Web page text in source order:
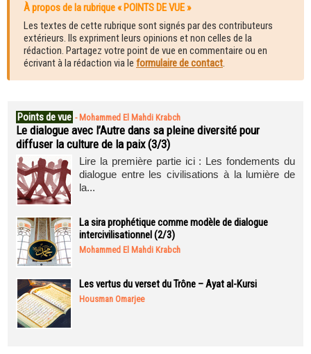
À propos de la rubrique « POINTS DE VUE »
Les textes de cette rubrique sont signés par des contributeurs
extérieurs. Ils expriment leurs opinions et non celles de la
rédaction. Partagez votre point de vue en commentaire ou en
écrivant à la rédaction via le formulaire de contact
Points de vue - Mohammed El Mahdi Krabch
Le dialogue avec l’Autre dans sa pleine diversité pour
diffuser la culture de la paix (3/3)
Lire la première partie ici : Les fondements du
dialogue entre les civilisations à la lumière de
la...
La sira prophétique comme modèle de dialogue
intercivilisationnel (2/3)
Mohammed El Mahdi Krabch
Les vertus du verset du Trône – Ayat al-Kursi
Housman Omarjee